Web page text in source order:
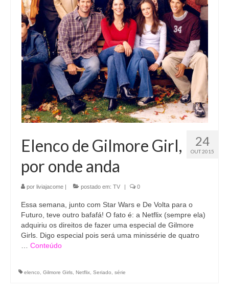
24
OUT 2015
Elenco de Gilmore Girl,
por onde anda
por liviajacome | postado em: TV | 0
Essa semana, junto com Star Wars e De Volta para o
Futuro, teve outro bafafá! O fato é: a Netflix (sempre ela)
adquiriu os direitos de fazer uma especial de Gilmore
Girls. Digo especial pois será uma minissérie de quatro
Conteúdo
elenco Gilmore Girls Netflix Seriado série